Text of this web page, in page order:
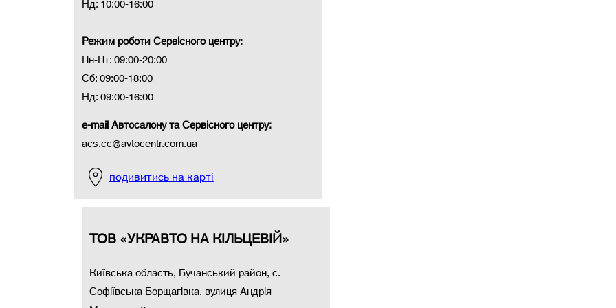
Нд: 10:00-16:00
Режим роботи Сервісного центру:
Пн-Пт: 09:00-20:00
Сб: 09:00-18:00
Нд: 09:00-16:00
e-mail Автосалону та Сервісного центру:
acs.cc@avtocentr.com.ua
подивитись на карті
ТОВ «УКРАВТО НА КІЛЬЦЕВІЙ»
Київська область, Бучанський район, с.
Софіївська Борщагівка, вулиця Андрія